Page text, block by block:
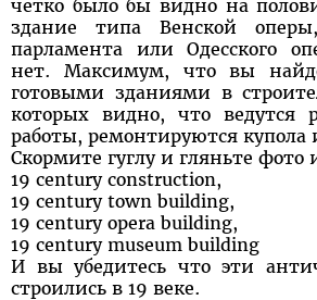
четко было бы видно на
здание типа Венской оперы,
парламента или Одесского
нет. Максимум, что вы
готовыми зданиями в
которых видно, что ведутся
работы, ремонтируются купола
Скормите гуглу и гляньте
19 century construction,
19 century town building,
19 century opera building,
19 century museum building
И вы убедитесь что эти
строились в 19 веке.